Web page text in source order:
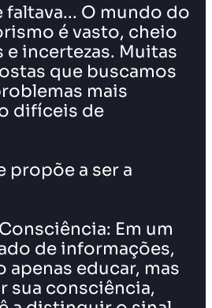
faltava... O mundo do
é vasto, cheio
incertezas. Muitas
que buscamos
mais
difíceis de
propõe a ser a
Em um
de informações,
apenas educar, mas
sua consciência,